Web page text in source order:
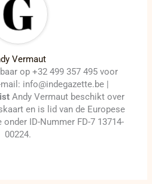
Vermaut
op +32 499 357 495 voor
info@indegazette.be |
Andy Vermaut beschikt over
en is lid van de Europese
ID-Nummer FD-7 13714-
00224.